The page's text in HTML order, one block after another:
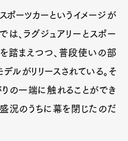
ポーツカーというイメージが
は、ラグジュアリーとスポー
踏まえつつ、普段使いの部
ルがリリースされている。そ
の一端に触れることができ
盛況のうちに幕を閉じたのだ